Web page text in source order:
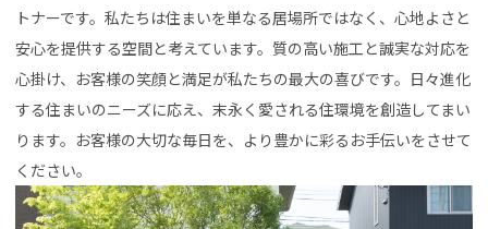
トナーです。私たちは住まいを単なる居場所ではなく、心地よさと
安心を提供する空間と考えています。質の高い施工と誠実な対応を
心掛け、お客様の笑顔と満足が私たちの最大の喜びです。日々進化
する住まいのニーズに応え、末永く愛される住環境を創造してまい
ります。お客様の大切な毎日を、より豊かに彩るお手伝いをさせて
ください。